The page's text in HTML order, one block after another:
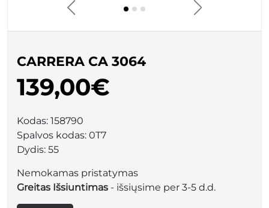
CARRERA CA 3064
139,00€
Kodas: 158790
Spalvos kodas: 0T7
Dydis: 55
Nemokamas pristatymas
Greitas Išsiuntimas - išsiųsime per 3-5 d.d.